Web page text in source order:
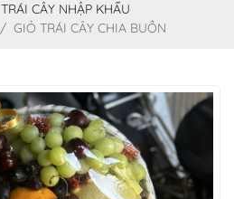
TRÁI CÂY NHẬP KHẨU
GIỎ TRÁI CÂY CHIA BUỒN